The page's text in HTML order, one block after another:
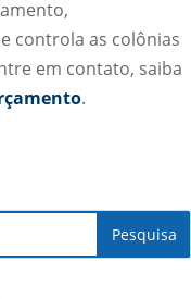
controla as colônias
em contato, saiba
.